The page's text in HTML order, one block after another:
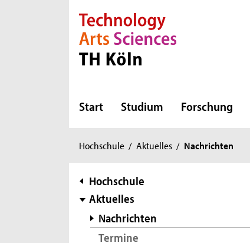
Direkt zur Hauptnavigation
Direkt zur Subnavigation
Direkt zum Inhalt
Direkt zum Fußbereich
Start Studium Forschung
Sie
hier:
Hochschule / Aktuelles / Nachrichten
Subnavigation
Hochschule
Aktuelles
Nachrichten
Termine